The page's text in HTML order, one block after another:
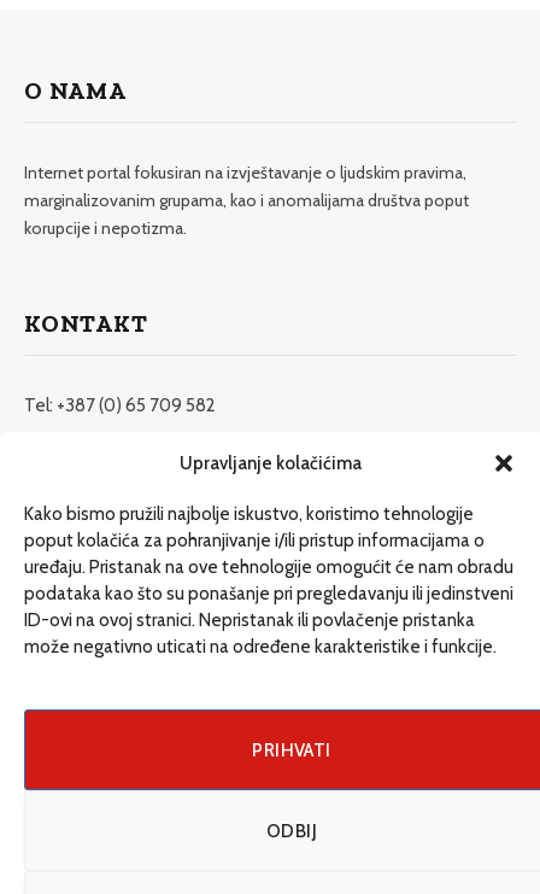
Upravljanje kolačićima
Kako bismo pružili najbolje iskustvo, koristimo tehnologije
poput kolačića za pohranjivanje i/ili pristup informacijama o
uređaju. Pristanak na ove tehnologije omogućit će nam obradu
podataka kao što su ponašanje pri pregledavanju ili jedinstveni
ID-ovi na ovoj stranici. Nepristanak ili povlačenje pristanka
može negativno uticati na određene karakteristike i funkcije.
PRIHVATI
ODBIJ
O NAMA
Internet portal fokusiran na izvještavanje o ljudskim pravima,
marginalizovanim grupama, kao i anomalijama društva poput
korupcije i nepotizma.
KONTAKT
Tel: +387 (0) 65 709 582
redakcija@etrafika.net
Dosije
Drugi pišu
Društvo